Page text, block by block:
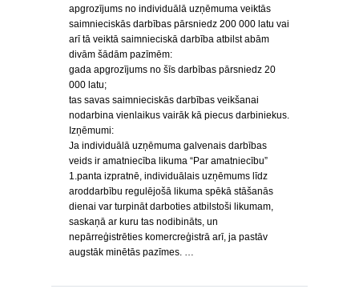
apgrozījums no individuālā uzņēmuma veiktās
saimnieciskās darbības pārsniedz 200 000 latu vai
arī tā veiktā saimnieciskā darbība atbilst abām
divām šādām pazīmēm:
gada apgrozījums no šīs darbības pārsniedz 20
000 latu;
tas savas saimnieciskās darbības veikšanai
nodarbina vienlaikus vairāk kā piecus darbiniekus.
Izņēmumi:
Ja individuālā uzņēmuma galvenais darbības
veids ir amatniecība likuma “Par amatniecību”
1.panta izpratnē, individuālais uzņēmums līdz
aroddarbību regulējošā likuma spēkā stāšanās
dienai var turpināt darboties atbilstoši likumam,
saskaņā ar kuru tas nodibināts, un
nepārreģistrēties komercreģistrā arī, ja pastāv
augstāk minētās pazīmes. …